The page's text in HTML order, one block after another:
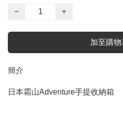
−
+
加至購物
簡介
日本霜山Adventure手提收納箱